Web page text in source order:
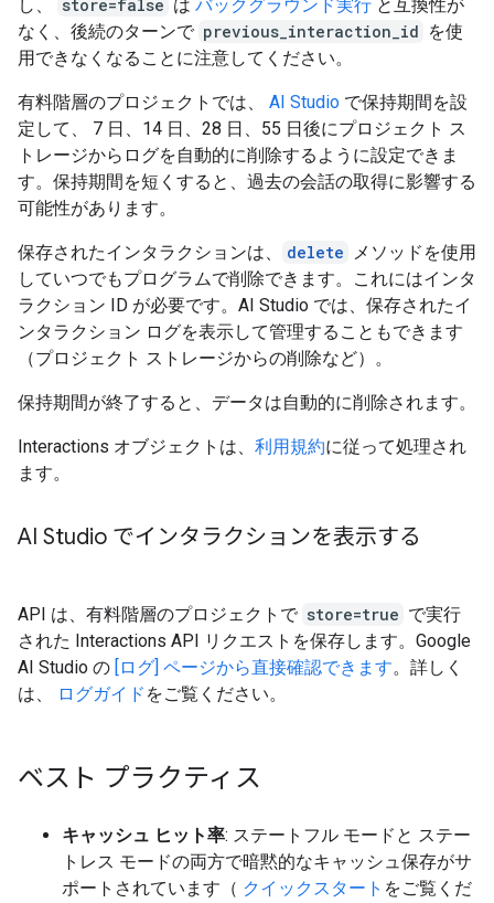
し、
store=false は バックグラウンド実行 と互換性が
なく、後続のターンで previous_interaction_id を使
用できなくなることに注意してください。
有料階層のプロジェクトでは、 AI Studio で保持期間を設
定して、 7 日、14 日、28 日、55 日後にプロジェクト ス
トレージからログを自動的に削除するように設定できま
す。保持期間を短くすると、過去の会話の取得に影響する
可能性があります。
保存されたインタラクションは、 delete メソッドを使用
していつでもプログラムで削除できます。これにはインタ
ラクション ID が必要です。AI Studio では、保存されたイ
ンタラクション ログを表示して管理することもできます
（プロジェクト ストレージからの削除など）。
保持期間が終了すると、データは自動的に削除されます。
Interactions オブジェクトは、 利用規約に従って処理され
ます。
AI Studio でインタラクションを表示する
API は、有料階層のプロジェクトで store=true で実行
された Interactions API リクエストを保存します。Google
AI Studio の [ログ] ページから直接確認できます。詳しく
は、
ログガイド をご覧ください。
ベスト プラクティス
キャッシュ ヒット率: ステートフル モードと ステー
トレス モードの両方で暗黙的なキャッシュ保存がサ
ポートされています（ クイックスタート をご覧くだ